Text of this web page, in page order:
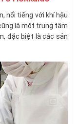
nổi tiếng với khí hậu
là một trung tâm
đặc biệt là các sản